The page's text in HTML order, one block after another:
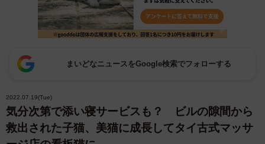
まいどなニュースをGoogle検索でフォローする
2022.07.19(Tue)
気分次第で添い寝サービスも？ ビルの隙間から
救出された子猫、美猫に成長してタイ古式マッサ